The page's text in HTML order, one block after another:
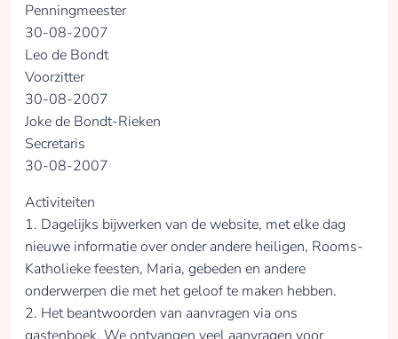
Penningmeester
30-08-2007
Leo de Bondt
Voorzitter
30-08-2007
Joke de Bondt-Rieken
Secretaris
30-08-2007
Activiteiten
1. Dagelijks bijwerken van de website, met elke dag
nieuwe informatie over onder andere heiligen, Rooms-
Katholieke feesten, Maria, gebeden en andere
onderwerpen die met het geloof te maken hebben.
2. Het beantwoorden van aanvragen via ons